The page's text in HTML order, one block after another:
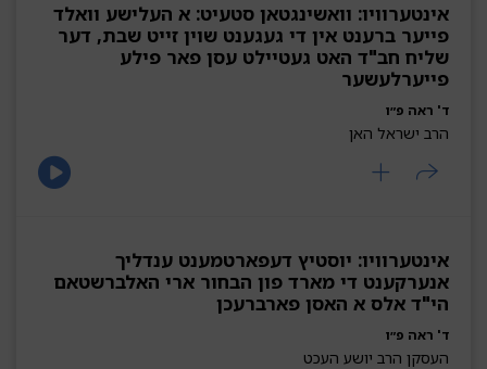
אינטערוויו: וואשינגטאן סטעיט: א העלישע וואלד
פייער ברענט אין די געגענט שוין זייט שבת, דער
שליח חב"ד האט געטיילט עסן פאר פילע
פייערלעשער
ד' ראה פ״ו
הרב ישראל האן
אינטערוויו: יוסטיץ דעפארטמענט ענדליך
אנערקענט די מארד פון הבחור ארי האלברשטאם
הי"ד אלס א האסן פארברעכן
ד' ראה פ״ו
העסקן הרב יושע העכט